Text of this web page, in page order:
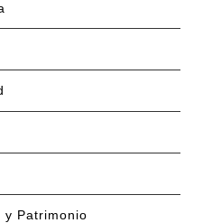
y Patrimonio